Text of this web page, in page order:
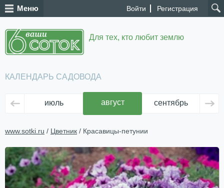
Войти Регистрация
Меню
Для тех, кто любит землю
КАЛЕНДАРЬ САДОВОДА
июль август сентябрь
www.sotki.ru / Цветник / Красавицы-петунии